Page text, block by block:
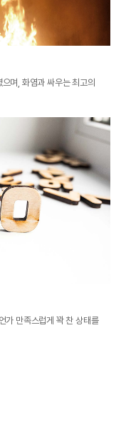
며, 화염과 싸우는 최고의
가 만족스럽게 꽉 찬 상태를